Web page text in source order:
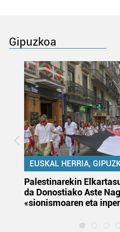
Gipuzkoa
EUSKAL HERRIA,
Palestinarekin
da Donostiako Aste
«sionismoaren eta